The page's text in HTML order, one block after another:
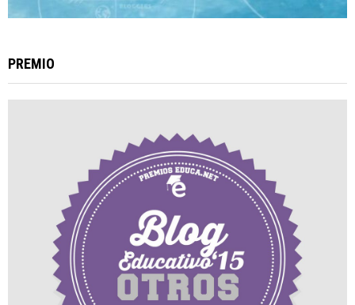
PREMIO